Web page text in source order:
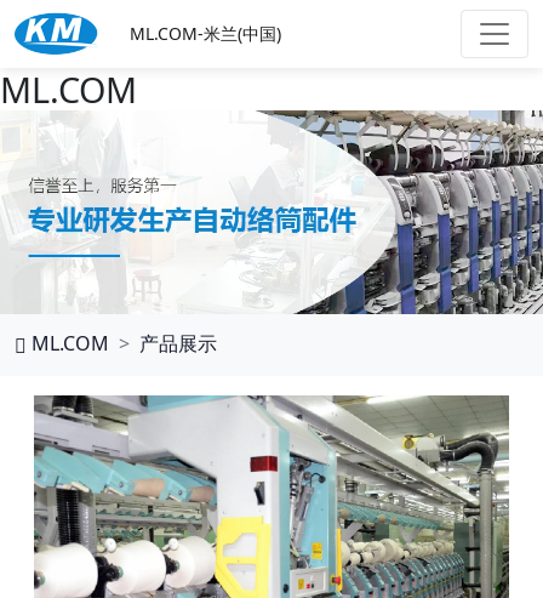
ML.COM
ML.COM-米兰(中国)
ML.COM 产品展示